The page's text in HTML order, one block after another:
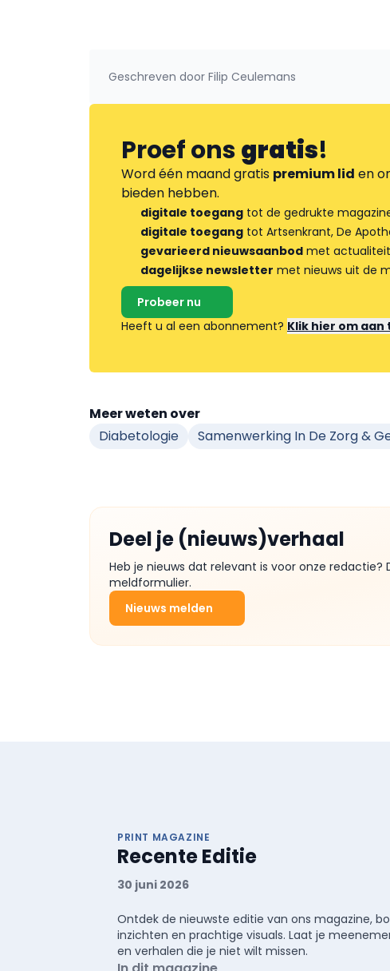
Geschreven door Filip Ceulemans
Proef onsgratis!
Word één maand gratis premium lid en
bieden hebben.
digitale toegang tot de gedrukte
digitale toegang tot Artsenkrant, De
gevarieerd nieuwsaanbod met
dagelijkse newsletter met nieuws uit de
Probeer nu
Heeft u al een abonnement? Klik hier om aan
Meer weten over
Diabetologie
Samenwerking In De Zorg &
Deel je (nieuws)verhaal
Heb je nieuws dat relevant is voor onze
meldformulier.
Nieuws melden
PRINT MAGAZINE
Recente Editie
30 juni 2026
Ontdek de nieuwste editie van ons magazine,
inzichten en prachtige visuals. Laat je
en verhalen die je niet wilt missen.